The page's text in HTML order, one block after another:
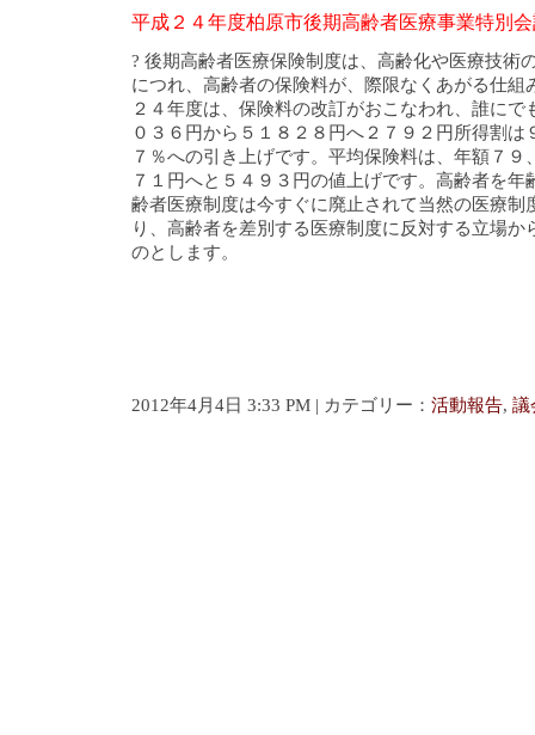
平成２４年度柏原市後期高齢者医療事業特別
? 後期高齢者医療保険制度は、高齢化や医療技術
につれ、高齢者の保険料が、際限なくあがる仕組
２４年度は、保険料の改訂がおこなわれ、誰にで
０３６円から５１８２８円へ２７９２円所得割は
７％への引き上げです。平均保険料は、年額７９
７１円へと５４９３円の値上げです。高齢者を年
齢者医療制度は今すぐに廃止されて当然の医療制
り、高齢者を差別する医療制度に反対する立場か
のとします。
2012年4月4日 3:33 PM | カテゴリー： 活動報告, 議